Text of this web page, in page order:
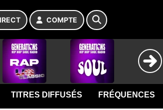
COMPTE
TITRES DIFFUSÉS FRÉQUENCES